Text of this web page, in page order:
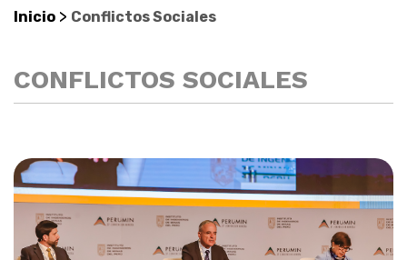
Inicio > Conflictos Sociales
CONFLICTOS SOCIALES